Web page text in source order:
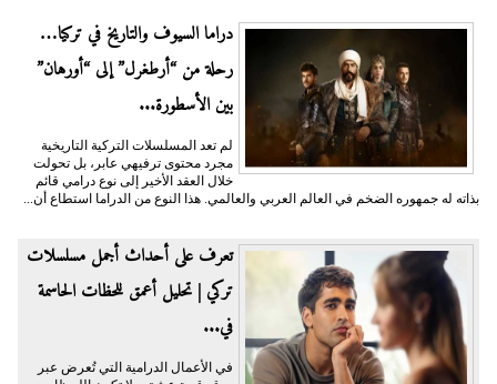
دراما السيوف والتاريخ في تركيا…
رحلة من “أرطغرل” إلى “أورهان”
بين الأسطورة...
لم تعد المسلسلات التركية التاريخية
مجرد محتوى ترفيهي عابر، بل تحولت
خلال العقد الأخير إلى نوع درامي قائم
بذاته له جمهوره الضخم في العالم العربي والعالمي. هذا النوع من الدراما استطاع أن...
تعرف على أحداث أجمل مسلسلات
تركي | تحليل أعمق للحظات الحاسمة
في...
في الأعمال الدرامية التي تُعرض عبر